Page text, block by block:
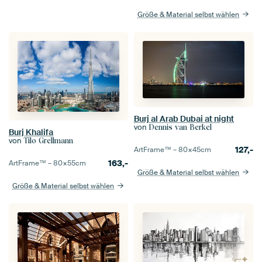
Größe & Material selbst wählen
Burj Khalifa
von Tilo Grellmann
ArtFrame™ –80×55cm 163,-
Größe & Material selbst wählen
Burj al Arab Dubai at night
von Dennis van Berkel
ArtFrame™ –80×45cm 127,-
Größe & Material selbst wählen